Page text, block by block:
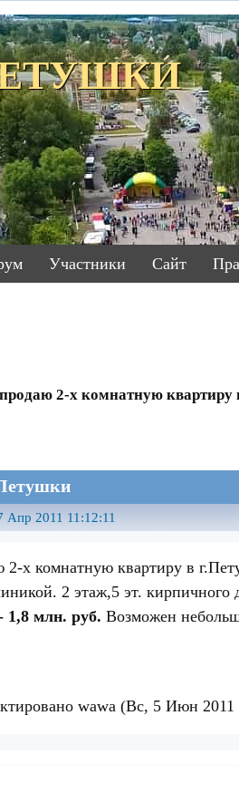
Участники Сайт
продаю 2-х комнатную квартиру
Апр 2011 11:12:11
2-х комнатную квартиру в
2 этаж,5 эт. кирпичного
млн. руб. Возможен
8-905-
912-
wawa (Вс, 5 Июн 2011